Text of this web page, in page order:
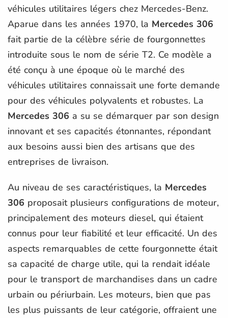
véhicules utilitaires légers chez Mercedes-Benz.
Aparue dans les années 1970, la Mercedes 306
fait partie de la célèbre série de fourgonnettes
introduite sous le nom de série T2. Ce modèle a
été conçu à une époque où le marché des
véhicules utilitaires connaissait une forte demande
pour des véhicules polyvalents et robustes. La
Mercedes 306 a su se démarquer par son design
innovant et ses capacités étonnantes, répondant
aux besoins aussi bien des artisans que des
entreprises de livraison.
Au niveau de ses caractéristiques, la Mercedes
306 proposait plusieurs configurations de moteur,
principalement des moteurs diesel, qui étaient
connus pour leur fiabilité et leur efficacité. Un des
aspects remarquables de cette fourgonnette était
sa capacité de charge utile, qui la rendait idéale
pour le transport de marchandises dans un cadre
urbain ou périurbain. Les moteurs, bien que pas
les plus puissants de leur catégorie, offraient une